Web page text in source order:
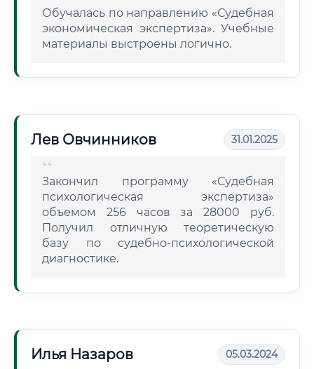
Обучалась по направлению «Судебная
экономическая экспертиза». Учебные
материалы выстроены логично.
Лев Овчинников 31.01.2025
Закончил программу «Судебная
психологическая экспертиза»
объемом 256 часов за 28000 руб.
Получил отличную теоретическую
базу по судебно-психологической
диагностике.
Илья Назаров 05.03.2024